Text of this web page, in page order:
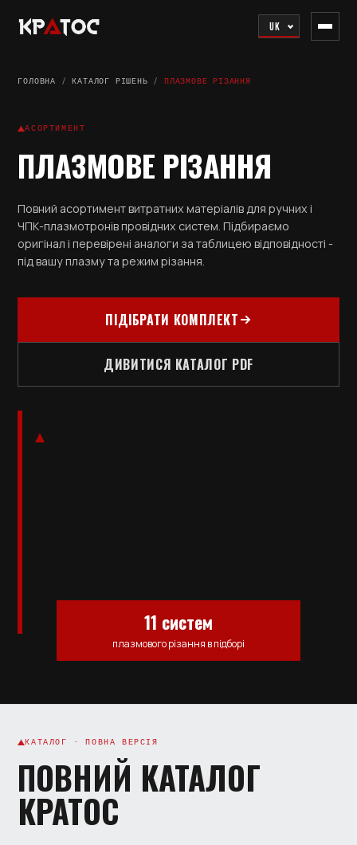
UK
ГОЛОВНА /КАТАЛОГ РІШЕНЬ /ПЛАЗМОВЕ РІЗАННЯ
АСОРТИМЕНТ
ПЛАЗМОВЕ РІЗАННЯ
Повний асортимент витратних матеріалів для ручних і
ЧПК-плазмотронів провідних систем. Підбираємо
оригінал і перевірені аналоги за таблицею відповідності -
під вашу плазму та режим різання.
ПІДІБРАТИ КОМПЛЕКТ
ДИВИТИСЯ КАТАЛОГ PDF
11 систем
плазмового різання в підборі
КАТАЛОГ · ПОВНА ВЕРСІЯ
ПОВНИЙ КАТАЛОГ
КРАТОС